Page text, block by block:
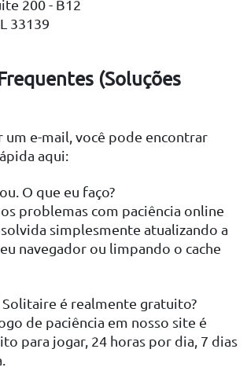
200 - B12
33139
(Soluções
um e-mail, você pode encontrar
aqui:
O que eu faço?
problemas com paciência online
simplesmente atualizando a
navegador ou limpando o cache
é realmente gratuito?
de paciência em nosso site é
para jogar, 24 horas por dia, 7 dias